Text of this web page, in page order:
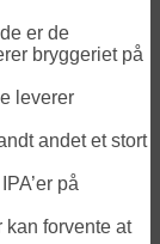
er de
bryggeriet på
leverer
andet et stort
på
forvente at